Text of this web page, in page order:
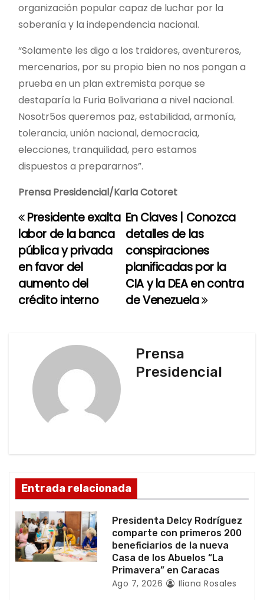
organización popular capaz de luchar por la
soberanía y la independencia nacional.
“Solamente les digo a los traidores, aventureros,
mercenarios, por su propio bien no nos pongan a
prueba en un plan extremista porque se
destaparía la Furia Bolivariana a nivel nacional.
Nosotr5os queremos paz, estabilidad, armonía,
tolerancia, unión nacional, democracia,
elecciones, tranquilidad, pero estamos
dispuestos a prepararnos”.
Prensa Presidencial/Karla Cotoret
N
a
v
e
e
e
n
t
En Claves | Conozca
detalles de las
conspiraciones
planificadas por la
CIA y la DEA en contra
de Venezuela
Presidente exalta
labor de la banca
pública y privada
en favor del
aumento del
crédito interno
Prensa
Presidencial
Entrada relacionada
Presidenta Delcy Rodríguez
comparte con primeros 200
beneficiarios de la nueva
Casa de los Abuelos “La
Primavera” en Caracas
Ago 7, 2026 Iliana Rosales